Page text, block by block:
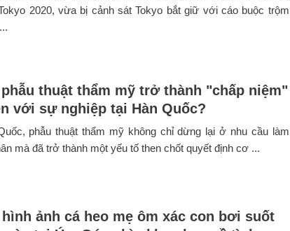
2020, vừa bị cảnh sát Tokyo bắt giữ với cáo buộc trộm
thuật thẩm mỹ trở thành "chấp niệm"
với sự nghiệp tại Hàn Quốc?
phẫu thuật thẩm mỹ không chỉ dừng lại ở nhu cầu làm
mà đã trở thành một yếu tố then chốt quyết định cơ ...
ảnh cá heo mẹ ôm xác con bơi suốt